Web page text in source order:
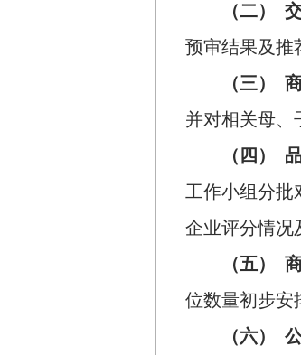
（二）
预审结果及推
（三）
并对相关母、
（四）
工作小组分批
企业评分情况
（五）
位数量初步安
（六）